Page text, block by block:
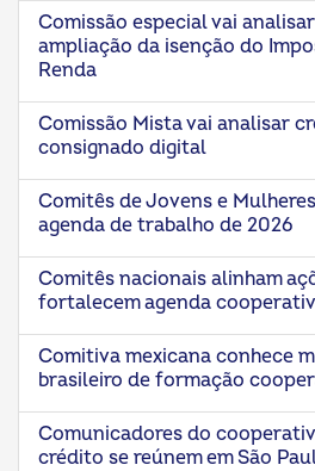
Comissão especial vai analisar
ampliação da isenção do
Renda
Comissão Mista vai analisar
consignado digital
Comitês de Jovens e
agenda de trabalho de 2026
Comitês nacionais alinham
fortalecem agenda
Comitiva mexicana conhece
brasileiro de formação
Comunicadores do
crédito se reúnem em São